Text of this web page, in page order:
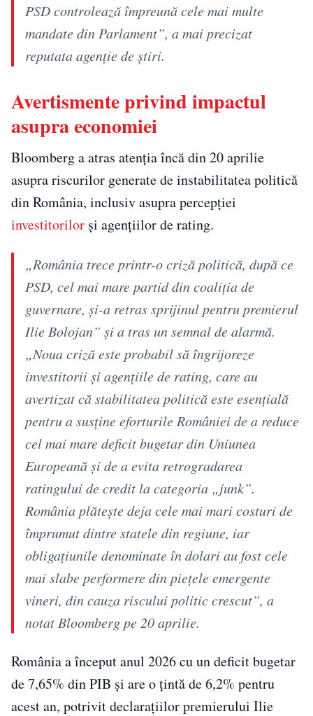
PSD controlează împreună cele mai multe
mandate din Parlament”, a mai precizat
reputata agenție de știri.
Avertismente privind impactul
asupra economiei
Bloomberg a atras atenția încă din 20 aprilie
asupra riscurilor generate de instabilitatea politică
din România, inclusiv asupra percepției
investitorilor și agențiilor de rating.
„România trece printr-o criză politică, după ce
PSD, cel mai mare partid din coaliția de
guvernare, și-a retras sprijinul pentru premierul
Ilie Bolojan” și a tras un semnal de alarmă.
„Noua criză este probabil să îngrijoreze
investitorii și agențiile de rating, care au
avertizat că stabilitatea politică este esențială
pentru a susține eforturile României de a reduce
cel mai mare deficit bugetar din Uniunea
Europeană și de a evita retrogradarea
ratingului de credit la categoria „junk”.
România plătește deja cele mai mari costuri de
împrumut dintre statele din regiune, iar
obligațiunile denominate în dolari au fost cele
mai slabe performere din piețele emergente
vineri, din cauza riscului politic crescut”, a
notat Bloomberg pe 20 aprilie.
România a început anul 2026 cu un deficit bugetar
de 7,65% din PIB și are o țintă de 6,2% pentru
acest an, potrivit declarațiilor premierului Ilie